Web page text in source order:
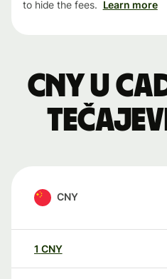
to hide the fees. Learn more
CNY u
CNY
1 CNY